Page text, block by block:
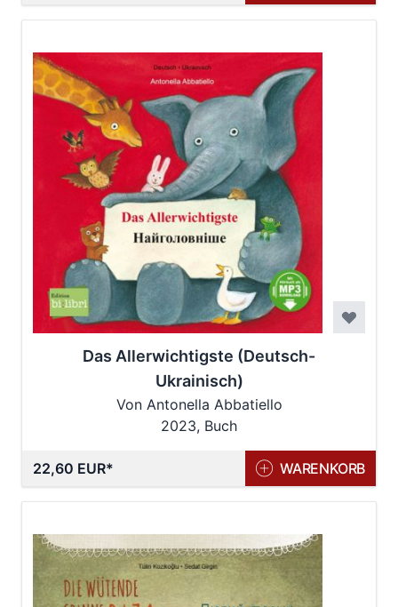
Das Allerwichtigste (Deutsch-
Ukrainisch)
Von Antonella Abbatiello
2023, Buch
22,60 EUR WARENKORB